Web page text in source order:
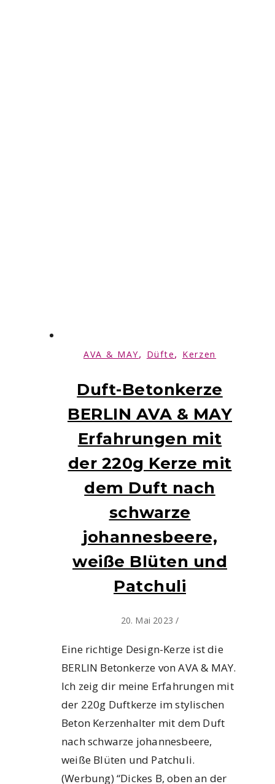
AVA & MAY, Düfte, Kerzen
Duft-Betonkerze
BERLIN AVA & MAY
Erfahrungen mit
der 220g Kerze mit
dem Duft nach
schwarze
johannesbeere,
weiße Blüten und
Patchuli
20. Mai 2023 /
Eine richtige Design-Kerze ist die
BERLIN Betonkerze von AVA & MAY.
Ich zeig dir meine Erfahrungen mit
der 220g Duftkerze im stylischen
Beton Kerzenhalter mit dem Duft
nach schwarze johannesbeere,
weiße Blüten und Patchuli.
(Werbung) “Dickes B, oben an der